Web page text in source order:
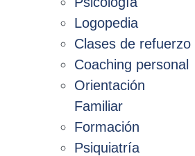
Logopedia
Clases de refuerzo
Coaching personal
Orientación
Familiar
Formación
Psiquiatría